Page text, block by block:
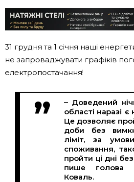
31 грудня та 1 січня наші
не запроваджувати графіків
електропостачання!
– Доведений
області наразі
Це дозволяє
доби без
ліміт, за
споживання,
пройти ці дні
пише голова
Коваль.